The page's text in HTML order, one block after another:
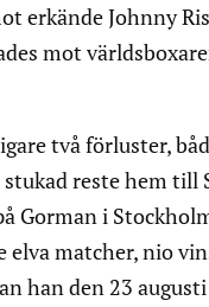
erkände Johnny
mot
två förluster,
reste hem till
Gorman i
elva matcher, nio
han den 23